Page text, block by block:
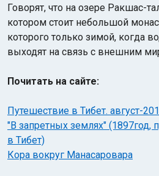
Говорят, что на озере Ракшас-
котором стоит небольшой
которого только зимой, когда
выходят на связь с внешним
Почитать на сайте:
Путешествие в Тибет. август-
"В запретных землях" (1897год,
в Тибет)
Кора вокруг Манасаровара